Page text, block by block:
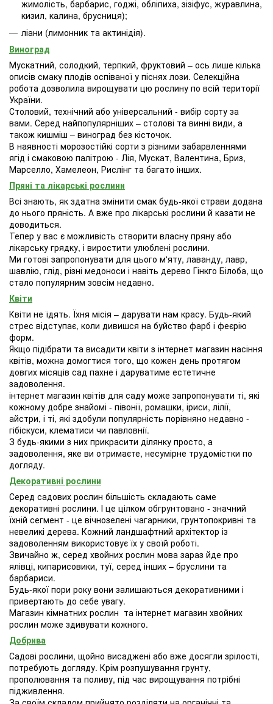
жимолість, барбарис, годжі, обліпиха, зізіфус, журавлина,
кизил, калина, брусниця);
ліани (лимонник та актинідія).
Виноград
Мускатний, солодкий, терпкий, фруктовий – ось лише кілька
описів смаку плодів оспіваної у піснях лози. Селекційна
робота дозволила вирощувати цю рослину по всій території
України.
Столовий, технічний або універсальний - вибір сорту за
вами. Серед найпопулярніших – столові та винні види, а
також кишміш – виноград без кісточок.
В наявності морозостійкі сорти з різними забарвленнями
ягід і смаковою палітрою - Лія, Мускат, Валентина, Бриз,
Марселло, Хамелеон, Рислінг та багато інших.
Пряні та лікарські рослини
Всі знають, як здатна змінити смак будь-якої страви додана
до нього пряність. А вже про лікарські рослини й казати не
доводиться.
Тепер у вас є можливість створити власну пряну або
лікарську грядку, і виростити улюблені рослини.
Ми готові запропонувати для цього м'яту, лаванду, лавр,
шавлію, глід, різні медоноси і навіть дерево Гінкго Білоба, що
стало популярним зовсім недавно.
Квіти
Квіти не їдять. Їхня місія – дарувати нам красу. Будь-який
стрес відступає, коли дивишся на буйство фарб і феєрію
форм.
Якщо підібрати та висадити квіти з інтернет магазин насіння
квітів, можна домогтися того, що кожен день протягом
довгих місяців сад пахне і даруватиме естетичне
задоволення.
інтернет магазин квітів для саду може запропонувати ті, які
кожному добре знайомі - півонії, ромашки, іриси, лілії,
айстри, і ті, які здобули популярність порівняно недавно -
гібіскуси, клематиси чи павловнії.
З будь-якими з них прикрасити ділянку просто, а
задоволення, яке ви отримаєте, несумірне трудомістки по
догляду.
Декоративні рослини
Серед садових рослин більшість складають саме
декоративні рослини. І це цілком обгрунтовано - значний
їхній сегмент - це вічнозелені чагарники, грунтопокривні та
невеликі дерева. Кожний ландшафтний архітектор із
задоволенням використовує їх у своїй роботі.
Звичайно ж, серед хвойних рослин мова зараз йде про
ялівці, кипарисовики, туї, серед інших – бруслини та
барбариси.
Будь-якої пори року вони залишаються декоративними і
привертають до себе увагу.
Магазин кімнатних рослин та інтернет магазин хвойних
рослин може здивувати кожного.
Добрива
Садові рослини, щойно висаджені або вже досягли зрілості,
потребують догляду. Крім розпушування грунту,
прополювання та поливу, під час вирощування потрібні
підживлення.